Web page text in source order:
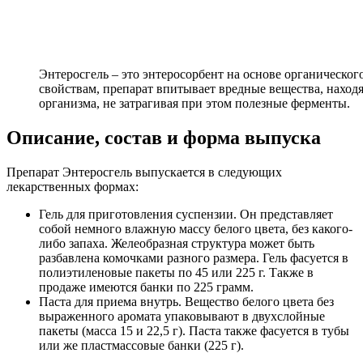
Энтеросгель – это энтеросорбент на основе
свойствам, препарат впитывает вредные вещества,
организма, не затрагивая при этом полезные ферменты.
Описание, состав и форма выпуска
Препарат Энтеросгель выпускается в следующих
лекарственных формах:
Гель для приготовления суспензии. Он представляет
собой немного влажную массу белого цвета, без какого-
либо запаха. Желеобразная структура может быть
разбавлена комочками разного размера. Гель фасуется в
полиэтиленовые пакеты по 45 или 225 г. Также в
продаже имеются банки по 225 грамм.
Паста для приема внутрь. Вещество белого цвета без
выраженного аромата упаковывают в двухслойные
пакеты (масса 15 и 22,5 г). Паста также фасуется в тубы
или же пластмассовые банки (225 г).